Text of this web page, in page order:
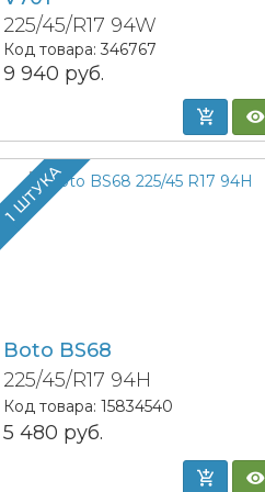
225/45/R17 94W
Код товара: 346767
9 940 руб.
1 ШТУКА
Boto BS68
225/45/R17 94H
Код товара: 15834540
5 480 руб.